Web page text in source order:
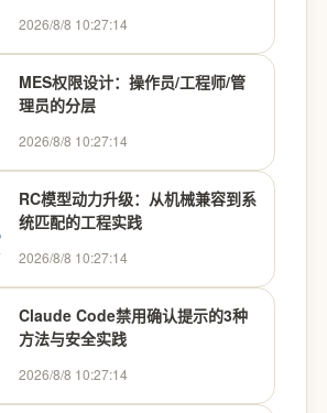
2026/8/8 10:27:14
MES权限设计：操作员/工程师/管
理员的分层
2026/8/8 10:27:14
RC模型动力升级：从机械兼容到系
统匹配的工程实践
2026/8/8 10:27:14
Claude Code禁用确认提示的3种
方法与安全实践
2026/8/8 10:27:14